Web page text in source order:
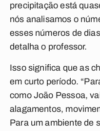
precipitação está
nós analisamos o
esses números de
detalha o professor.
Isso significa que as
em curto período.
como João Pessoa,
alagamentos,
Para um ambiente de